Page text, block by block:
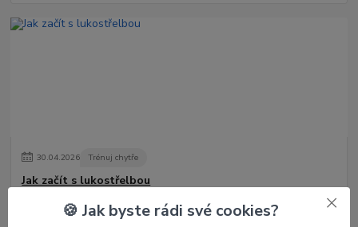
30.04.2026 Trénuj chytře
Jak začít s lukostřelbou
Lukostřelba je krásný sport i koníček, který kombinuje soustředění,
techniku a klidnou mysl. Začít s ní není tak složité – stačí správné
🍪 Jak byste rádi své cookies?